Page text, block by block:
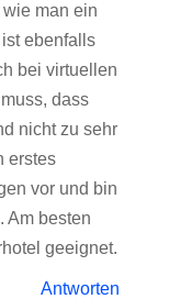
man ein
ebenfalls
bei virtuellen
dass
nicht zu sehr
erstes
vor und bin
Am besten
geeignet.
Antworten